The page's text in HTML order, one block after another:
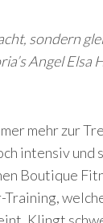
sondern
Angel Elsa
mehr zur
intensiv und
Boutique